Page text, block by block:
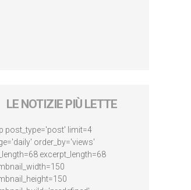
LE NOTIZIE PIÙ LETTE
post_type='post' limit=4
order_by='views'
excerpt_length=68